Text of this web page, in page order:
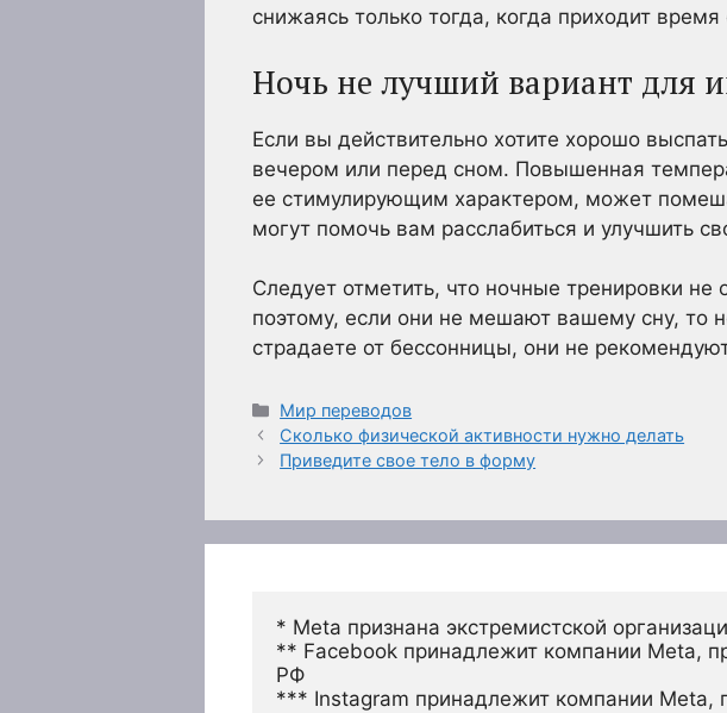
снижаясь только тогда, когда приходит время
Ночь не лучший вариант для
Если вы действительно хотите хорошо
вечером или перед сном. Повышенная
ее стимулирующим характером, может
могут помочь вам расслабиться и улучшить
Следует отметить, что ночные тренировки
поэтому, если они не мешают вашему сну, то
страдаете от бессонницы, они не
Рубрики
Мир переводов
Сколько физической активности нужно делать
Приведите свое тело в форму
* Meta признана экстремистской
** Facebook принадлежит компании Meta,
РФ
*** Instagram принадлежит компании Meta,